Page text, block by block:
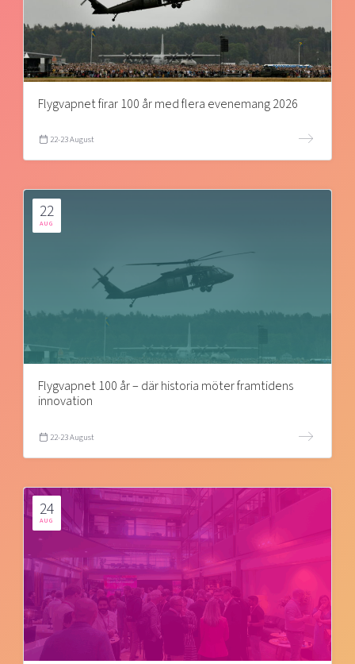
Flygvapnet firar 100 år med flera evenemang 2026
22-23 August
22
AUG
Flygvapnet 100 år – där historia möter framtidens
innovation
22-23 August
24
AUG